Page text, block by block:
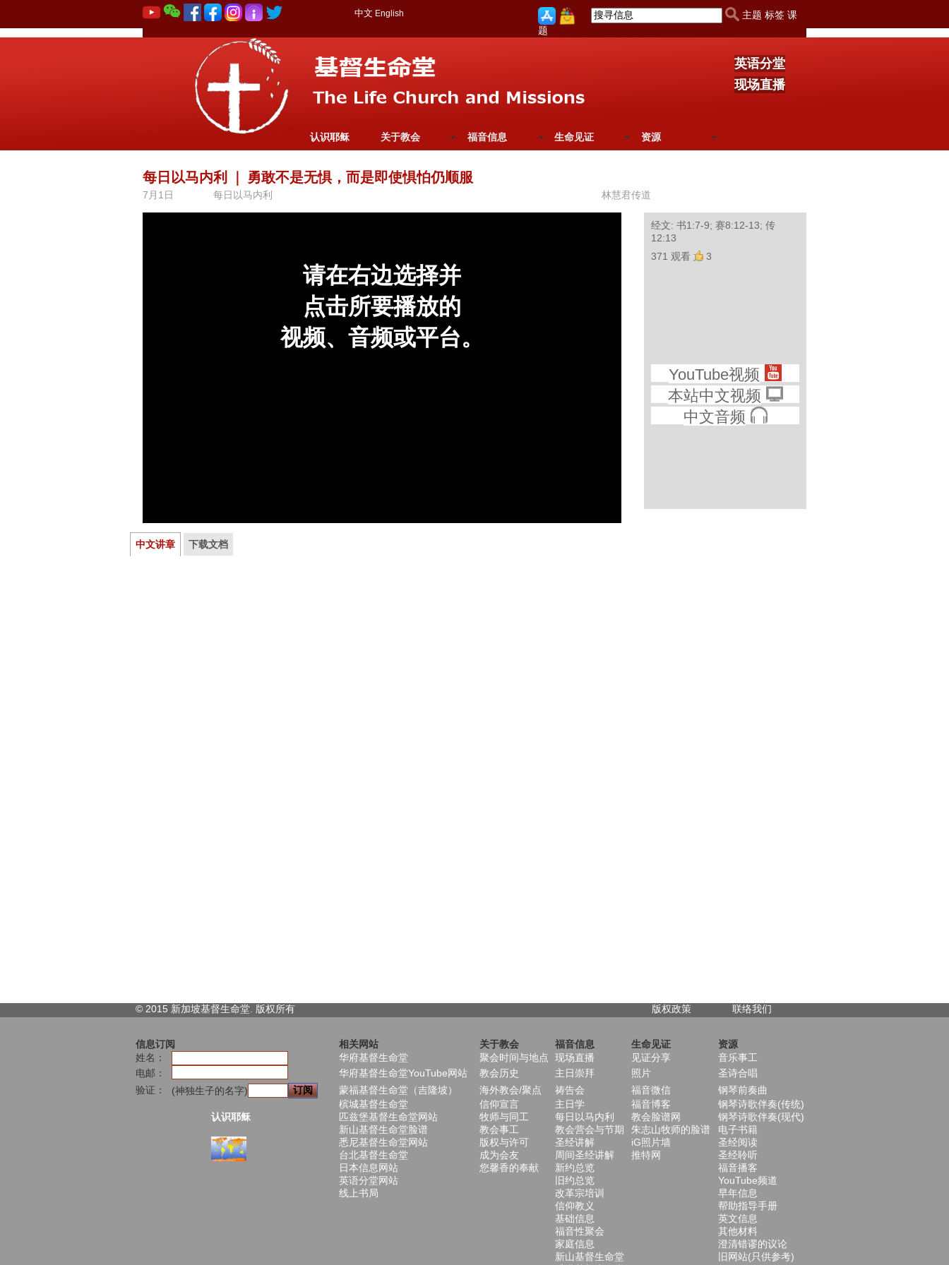
中文 English
主题 标签 课
题
英语分堂
现场直播
认识耶稣 关于教会 福音信息 生命见证 资源
每日以马内利 勇敢不是无惧，而是即使惧怕仍顺服
7月1日 每日以马内利 林慧君传道
经文: 书1:7-9; 赛8:12-13; 传
12:13
371 观看
3
YouTube视频
本站中文视频
中文音频
中文讲章 下载文档
© 2015 新加坡基督生命堂. 版权所有 版权政策 联络我们
信息订阅 相关网站 关于教会 福音信息 生命见证
资源
姓名：
华府基督生命堂 聚会时间与地点 现场直播 见证分享
音乐事工
电邮：
华府基督生命堂YouTube网站 教会历史 主日崇拜 照片
圣诗合唱
验证：
(神独生子的名字) 蒙福基督生命堂（吉隆坡） 海外教会/聚点 祷告会 福音微信
钢琴前奏曲
槟城基督生命堂
信仰宣言 主日学 福音博客
钢琴诗歌伴奏(传统)
认识耶稣
匹兹堡基督生命堂网站 牧师与同工 每日以马内利 教会脸谱网
钢琴诗歌伴奏(现代)
新山基督生命堂脸谱
教会事工 教会营会与节期 朱志山牧师的脸谱
电子书籍
悉尼基督生命堂网站
版权与许可 圣经讲解 iG照片墙
圣经阅读
台北基督生命堂
成为会友 周间圣经讲解 推特网
圣经聆听
日本信息网站
您馨香的奉献 新约总览
福音播客
英语分堂网站
旧约总览
YouTube频道
线上书局
改革宗培训
早年信息
信仰教义
帮助指导手册
基础信息
英文信息
福音性聚会
其他材料
家庭信息
澄清错谬的议论
新山基督生命堂
旧网站(只供参考)